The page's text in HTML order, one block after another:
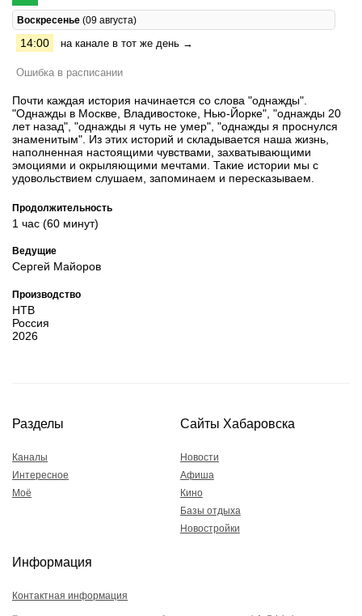
Воскресенье (09 августа)
14:00 на канале в тот же день →
Ошибка в расписании
Почти каждая история начинается со слова "однажды".
"Однажды в Москве, Владивостоке, Нью-Йорке", "однажды 20
лет назад", "однажды я чуть не умер", "однажды я проснулся
знаменитым". Из этих историй и складывается наша жизнь,
наполненная настоящими чувствами, захватывающими
эмоциями и окрыляющими мечтами. Такие истории мы с
удовольствием слушаем, запоминаем и пересказываем.
Продолжительность
1 час (60 минут)
Ведущие
Сергей Майоров
Производство
НТВ
Россия
2026
Разделы
Каналы
Интересное
Моё
Сайты Хабаровска
Новости
Афиша
Кино
Базы отдыха
Новостройки
Информация
Контактная информация